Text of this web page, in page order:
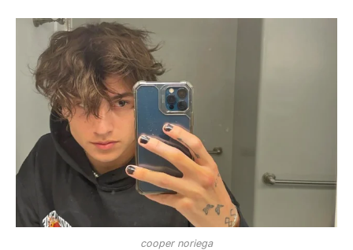
cooper noriega